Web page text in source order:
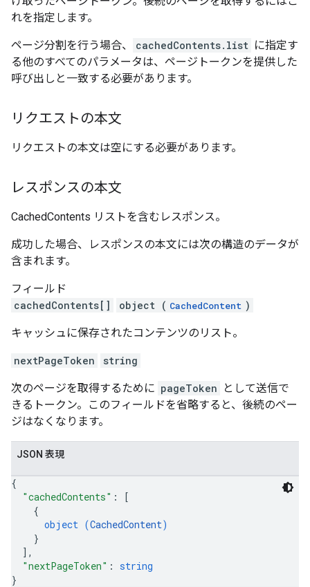
れを指定します。
ページ分割を行う場合、 cachedContents.list に指定す
る他のすべてのパラメータは、ページトークンを提供した
呼び出しと一致する必要があります。
リクエストの本文
リクエストの本文は空にする必要があります。
レスポンスの本文
CachedContents リストを含むレスポンス。
成功した場合、レスポンスの本文には次の構造のデータが
含まれます。
フィールド
cachedContents[]
object ( CachedContent )
キャッシュに保存されたコンテンツのリスト。
nextPageToken string
次のページを取得するために pageToken
として送信で
きるトークン。このフィールドを省略すると、後続のペー
ジはなくなります。
JSON 表現
{
"cachedContents" :
[
{
object (CachedContent)
}
] ,
"nextPageToken" : string
}